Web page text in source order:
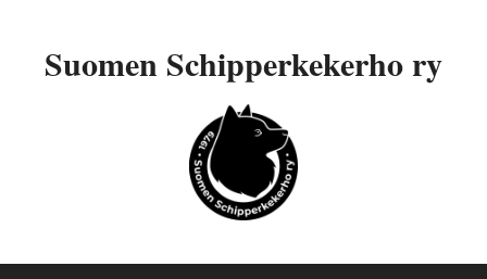
Suomen Schipperkekerho ry